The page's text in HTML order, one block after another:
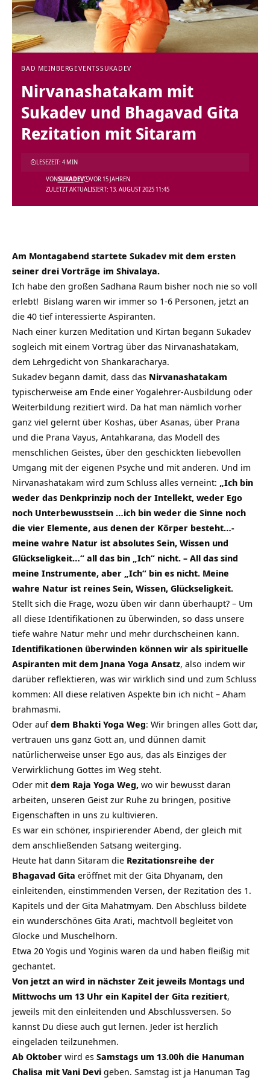
BAD MEINBERG EVENTSSUKADEV
Nirvanashatakam mit
Sukadev und Bhagavad Gita
Rezitation mit Sitaram
ZULETZT AKTUALISIERT: 13. AUGUST 2025 11:45
VONSUKADEV VOR 15 JAHREN
LESEZEIT: 4 MIN
Am Montagabend startete Sukadev mit dem ersten
seiner drei Vorträge im Shivalaya.
Ich habe den großen Sadhana Raum bisher noch nie so voll
erlebt! Bislang waren wir immer so 1-6 Personen, jetzt an
die 40 tief interessierte Aspiranten.
Nach einer kurzen Meditation und Kirtan begann Sukadev
sogleich mit einem Vortrag über das Nirvanashatakam,
dem Lehrgedicht von Shankaracharya.
Sukadev begann damit, dass das Nirvanashatakam
typischerweise am Ende einer Yogalehrer-Ausbildung oder
Weiterbildung rezitiert wird. Da hat man nämlich vorher
ganz viel gelernt über Koshas, über Asanas, über Prana
und die Prana Vayus, Antahkarana, das Modell des
menschlichen Geistes, über den geschickten liebevollen
Umgang mit der eigenen Psyche und mit anderen. Und im
Nirvanashatakam wird zum Schluss alles verneint: „Ich bin
weder das Denkprinzip noch der Intellekt, weder Ego
noch Unterbewusstsein …ich bin weder die Sinne noch
die vier Elemente, aus denen der Körper besteht…-
meine wahre Natur ist absolutes Sein, Wissen und
Glückseligkeit…“ all das bin „Ich“ nicht. – All das sind
meine Instrumente, aber „Ich“ bin es nicht. Meine
wahre Natur ist reines Sein, Wissen, Glückseligkeit.
Stellt sich die Frage, wozu üben wir dann überhaupt? – Um
all diese Identifikationen zu überwinden, so dass unsere
tiefe wahre Natur mehr und mehr durchscheinen kann.
Identifikationen überwinden können wir als spirituelle
Aspiranten mit dem Jnana Yoga Ansatz, also indem wir
darüber reflektieren, was wir wirklich sind und zum Schluss
kommen: All diese relativen Aspekte bin ich nicht – Aham
brahmasmi.
Oder aufdem Bhakti Yoga Weg: Wir bringen alles Gott dar,
vertrauen uns ganz Gott an, und dünnen damit
natürlicherweise unser Ego aus, das als Einziges der
Verwirklichung Gottes im Weg steht.
Oder mit dem Raja Yoga Weg, wo wir bewusst daran
arbeiten, unseren Geist zur Ruhe zu bringen, positive
Eigenschaften in uns zu kultivieren.
Es war ein schöner, inspirierender Abend, der gleich mit
dem anschließenden Satsang weiterging.
Heute hat dann Sitaram die Rezitationsreihe der
Bhagavad Gita eröffnet mit der Gita Dhyanam, den
einleitenden, einstimmenden Versen, der Rezitation des 1.
Kapitels und der Gita Mahatmyam. Den Abschluss bildete
ein wunderschönes Gita Arati, machtvoll begleitet von
Glocke und Muschelhorn.
Etwa 20 Yogis und Yoginis waren da und haben fleißig mit
gechantet.
Von jetzt an wird in nächster Zeit jeweils Montags und
Mittwochs um 13 Uhr ein Kapitel der Gita rezitiert,
jeweils mit den einleitenden und Abschlussversen. So
kannst Du diese auch gut lernen. Jeder ist herzlich
eingeladen teilzunehmen.
Ab Oktober wird es Samstags um 13.00h die Hanuman
Chalisa mit Vani Devi geben. Samstag ist ja Hanuman Tag